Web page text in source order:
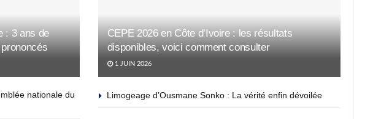
: 3 ans de
CEPE 2026 en Côte d’Ivoire : les résultats
disponibles, voici comment consulter
1 JUIN 2026
nationale du
Limogeage d’Ousmane Sonko : La vérité enfin dévoilée